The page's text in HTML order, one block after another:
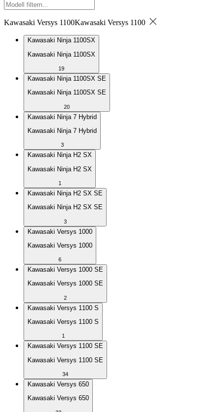
Kawasaki Versys 1100Kawasaki Versys 1100
Kawasaki Ninja 1100SX
Kawasaki Ninja 1100SX
19
Kawasaki Ninja 1100SX SE
Kawasaki Ninja 1100SX SE
20
Kawasaki Ninja 7 Hybrid
Kawasaki Ninja 7 Hybrid
3
Kawasaki Ninja H2 SX
Kawasaki Ninja H2 SX
1
Kawasaki Ninja H2 SX SE
Kawasaki Ninja H2 SX SE
3
Kawasaki Versys 1000
Kawasaki Versys 1000
6
Kawasaki Versys 1000 SE
Kawasaki Versys 1000 SE
2
Kawasaki Versys 1100 S
Kawasaki Versys 1100 S
1
Kawasaki Versys 1100 SE
Kawasaki Versys 1100 SE
34
Kawasaki Versys 650
Kawasaki Versys 650